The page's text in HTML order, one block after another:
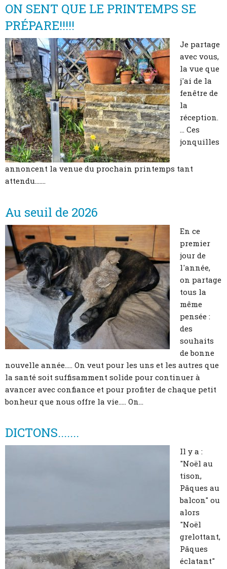
ON SENT QUE LE PRINTEMPS SE
PRÉPARE!!!!!
Je partage
avec vous,
la vue que
j'ai de la
fenêtre de
la
réception.
... Ces
jonquilles
annoncent la venue du prochain printemps tant
attendu.......
Au seuil de 2026
En ce
premier
jour de
l'année,
on partage
tous la
même
pensée :
des
souhaits
de bonne
nouvelle année..... On veut pour les uns et les autres que
la santé soit suffisamment solide pour continuer à
avancer avec confiance et pour profiter de chaque petit
bonheur que nous offre la vie..... On...
DICTONS.......
Il y a :
"Noël au
tison,
Pâques au
balcon" ou
alors
"Noël
grelottant,
Pâques
éclatant"